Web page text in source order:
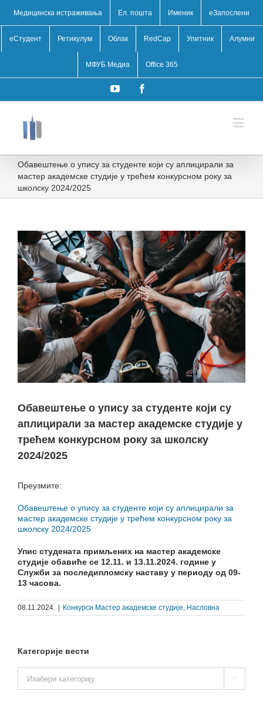
Медицинска истраживања Ел. пошта Именик eЗапослени
еСтудент Ретикулум Облак RedCap Упитник Алумни
МФУБ Медиа Office 365
YouTube
Обавештење о упису за студенте који су аплицирали за
мастер академске студије у трећем конкурсном року за
школску 2024/2025
Larger
Image
Обавештење о упису за студенте који су
аплицирали за мастер академске студије у
трећем конкурсном року за школску
2024/2025
Преузмите:
Обавештење о упису за студенте који су аплицирали за
мастер академске студије у трећем конкурсном року за
школску 2024/2025
Упис студената примљених на мастер академске
студије обавиће се 12.11. и 13.11.2024. године у
Служби за последипломску наставу у периоду од 09-
13 часова.
08.11.2024. Конкурси Мастер академске студије, Насловна
Категорије вести
вести
